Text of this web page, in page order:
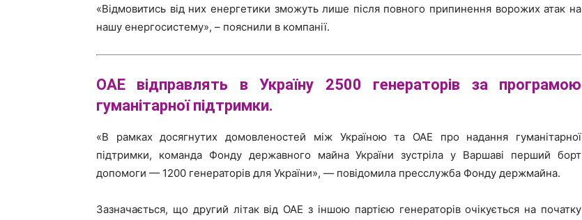
«Відмовитись від них енергетики зможуть лише після повного припинення ворожих атак на
нашу енергосистему», – пояснили в компанії.
ОАЕ відправлять в Україну 2500 генераторів за програмою
гуманітарної підтримки.
«В рамках досягнутих домовленостей між Україною та ОАЕ про надання гуманітарної
підтримки, команда Фонду державного майна України зустріла у Варшаві перший борт
допомоги — 1200 генераторів для України», — повідомила пресслужба Фонду держмайна.
Зазначається, що другий літак від ОАЕ з іншою партією генераторів очікується на початку